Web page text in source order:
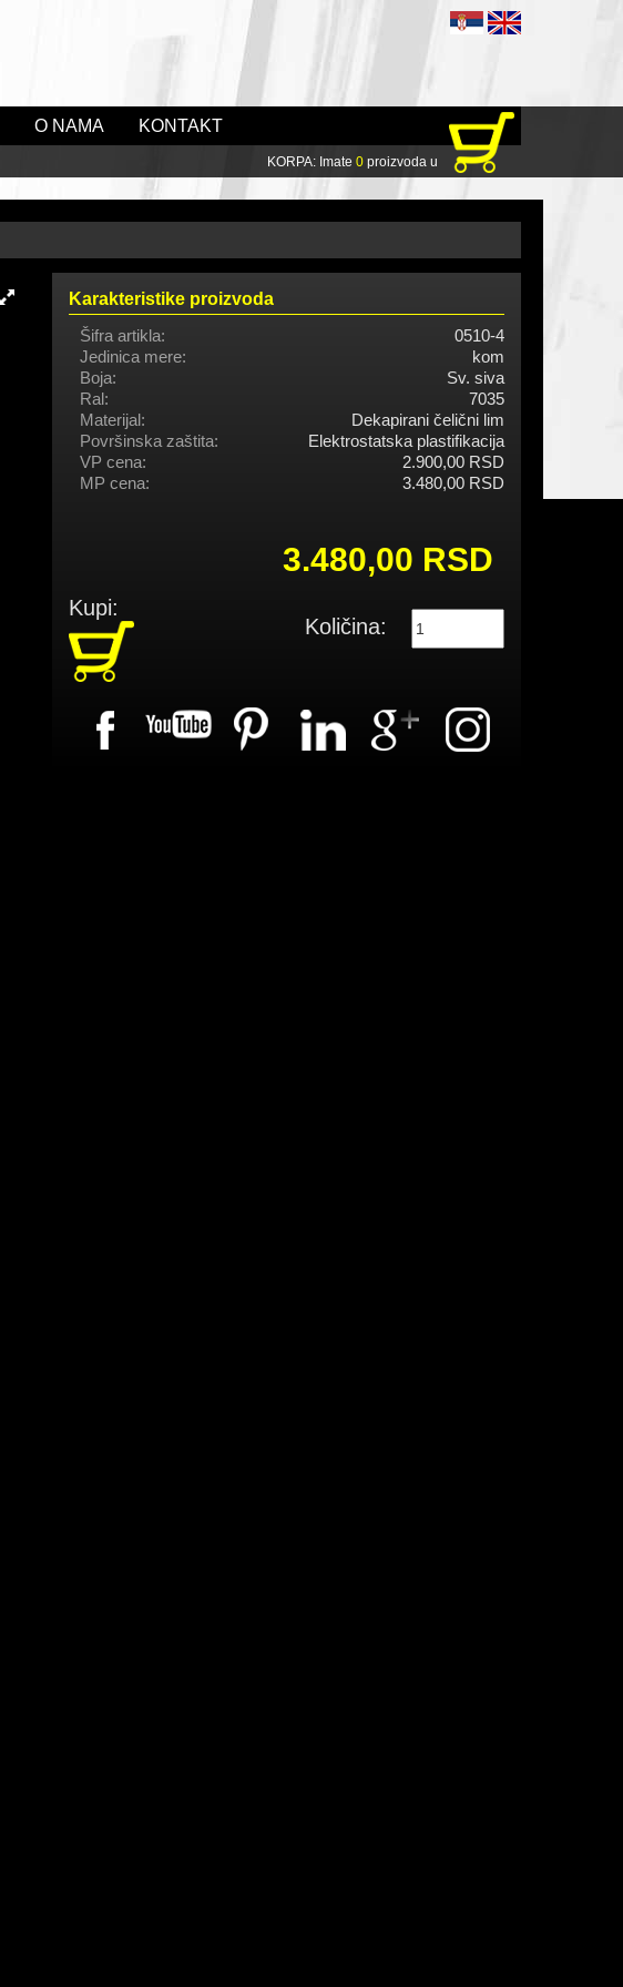
O NAMA KONTAKT
KORPA: Imate 0 proizvoda u
Karakteristike proizvoda
Šifra artikla:
0510-4
Jedinica mere:
kom
Boja:
Sv. siva
Ral:
7035
Materijal:
Dekapirani čelični lim
Površinska zaštita:
Elektrostatska plastifikacija
VP cena:
2.900,00 RSD
MP cena:
3.480,00 RSD
3.480,00 RSD
Kupi:
Količina: